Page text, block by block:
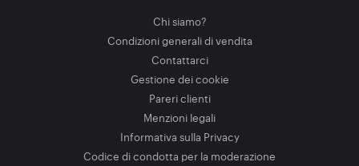
Chi siamo?
Condizioni generali di vendita
Contattarci
Gestione dei cookie
Pareri clienti
Menzioni legali
Informativa sulla Privacy
Codice di condotta per la moderazione